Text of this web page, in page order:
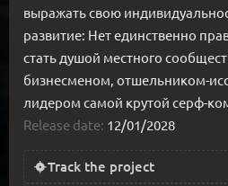
выражать свою
развитие: Нет единственно
стать душой местного
бизнесменом, отшельником-
лидером самой крутой серф-
Release date: 12/01/2028
Track the project